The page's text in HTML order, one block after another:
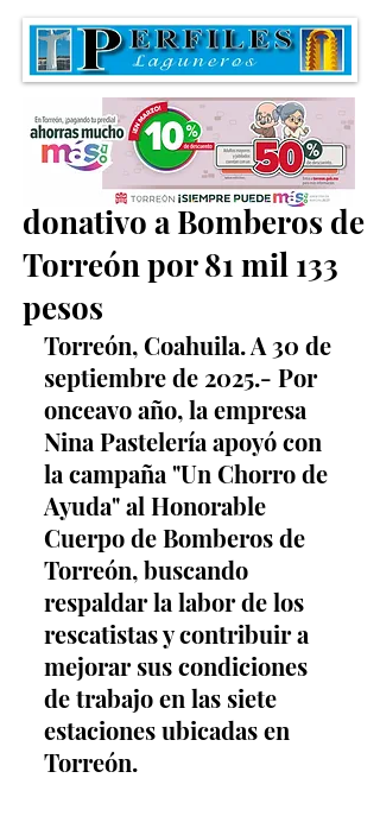
Nina Pastelería entrega
donativo a Bomberos de
Torreón por 81 mil 133
pesos
Torreón, Coahuila. A 30 de
septiembre de 2025.- Por
onceavo año, la empresa
Nina Pastelería apoyó con
la campaña "Un Chorro de
Ayuda" al Honorable
Cuerpo de Bomberos de
Torreón, buscando
respaldar la labor de los
rescatistas y contribuir a
mejorar sus condiciones
de trabajo en las siete
estaciones ubicadas en
Torreón.